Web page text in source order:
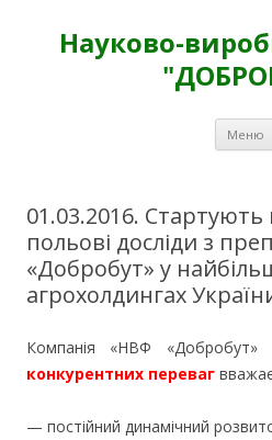
Науково-
Меню
01.03.2016.
польові досліди з
«Добробут» у
агрохолдингах
Компанія «НВФ «Добробут»
конкурентних переваг
— постійний динамічний